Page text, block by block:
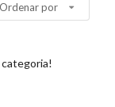
Ordenar por